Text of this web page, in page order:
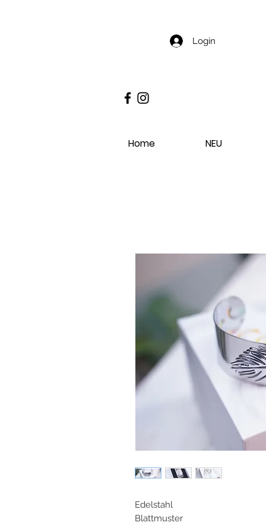
Login
Home NEU
Edelstahl
Blattmuster